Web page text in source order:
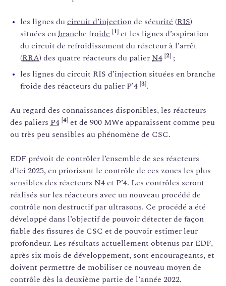
les lignes ducircuit d’injection de sécurité (RIS)
situées enbranche froide [1] et les lignes d’aspiration
du circuit de refroidissement du réacteur à l’arrêt
(RRA) des quatre réacteurs du palierN4 [2] ;
les lignes du circuit RIS d’injection situées en branche
froide des réacteurs du palier P’4 [3].
Au regard des connaissances disponibles, les réacteurs
des paliers P4 [4] et de 900 MWe apparaissent comme peu
ou très peu sensibles au phénomène de CSC.
EDF prévoit de contrôler l’ensemble de ses réacteurs
d’ici 2025, en priorisant le contrôle de ces zones les plus
sensibles des réacteurs N4 et P’4. Les contrôles seront
réalisés sur les réacteurs avec un nouveau procédé de
contrôle non destructif par ultrasons. Ce procédé a été
développé dans l’objectif de pouvoir détecter de façon
fiable des fissures de CSC et de pouvoir estimer leur
profondeur. Les résultats actuellement obtenus par EDF,
après six mois de développement, sont encourageants, et
doivent permettre de mobiliser ce nouveau moyen de
contrôle dès la deuxième partie de l’année 2022.